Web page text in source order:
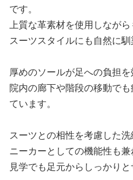
です。
上質な革素材を使用しながら
スーツスタイルにも自然に馴
厚めのソールが足への負担
院内の廊下や階段の移動で
ています。
スーツとの相性を考慮した
ニーカーとしての機能性も
見学でも足元からしっかりと